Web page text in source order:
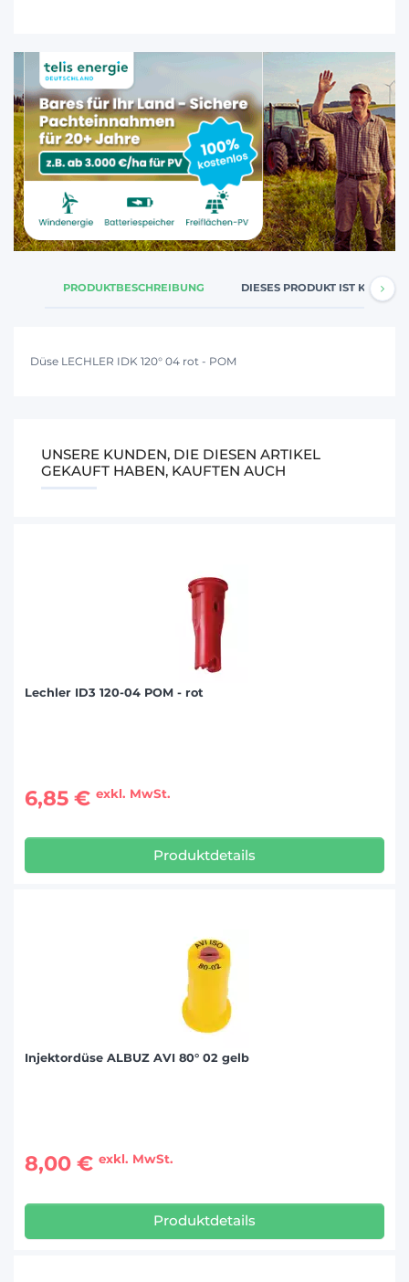
PRODUKTBESCHREIBUNG DIESES PRODUKT IST
Düse LECHLER IDK 120° 04 rot - POM
UNSERE KUNDEN, DIE DIESEN ARTIKEL
GEKAUFT HABEN, KAUFTEN AUCH
Lechler ID3 120-04 POM - rot
6,85 € exkl. MwSt.
Produktdetails
Injektordüse ALBUZ AVI 80° 02 gelb
8,00 € exkl. MwSt.
Produktdetails